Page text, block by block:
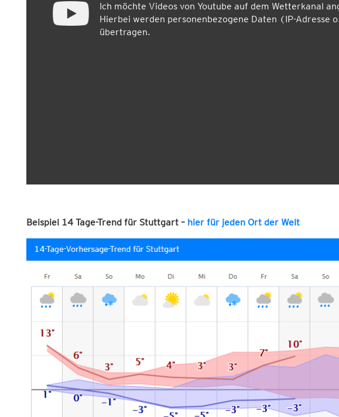
Ich möchte Videos von Youtube auf dem Wetterkanal
Hierbei werden personenbezogene Daten (IP-Adresse
übertragen.
Beispiel 14 Tage-Trend für Stuttgart – hier für jeden Ort der Welt